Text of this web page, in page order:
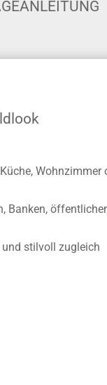
Wohnzimmer
Banken,
stilvoll zugleich